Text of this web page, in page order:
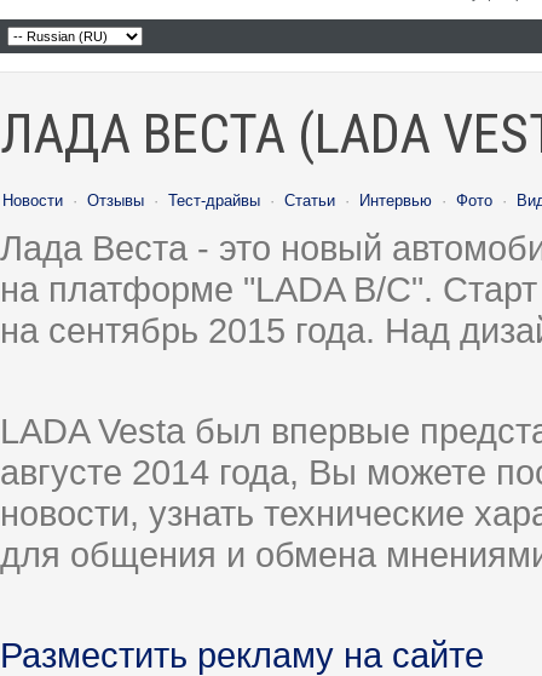
ЛАДА ВЕСТА (LADA
Новости · Отзывы · Тест-драйвы · Статьи · Интервью · Фото ·
Лада Веста - это новый
на платформе "LADA B/C".
на сентябрь 2015 года. Над
LADA Vesta был впервые
августе 2014 года, Вы можете
новости, узнать технические
для общения и обмена
Разместить рекламу на сайте